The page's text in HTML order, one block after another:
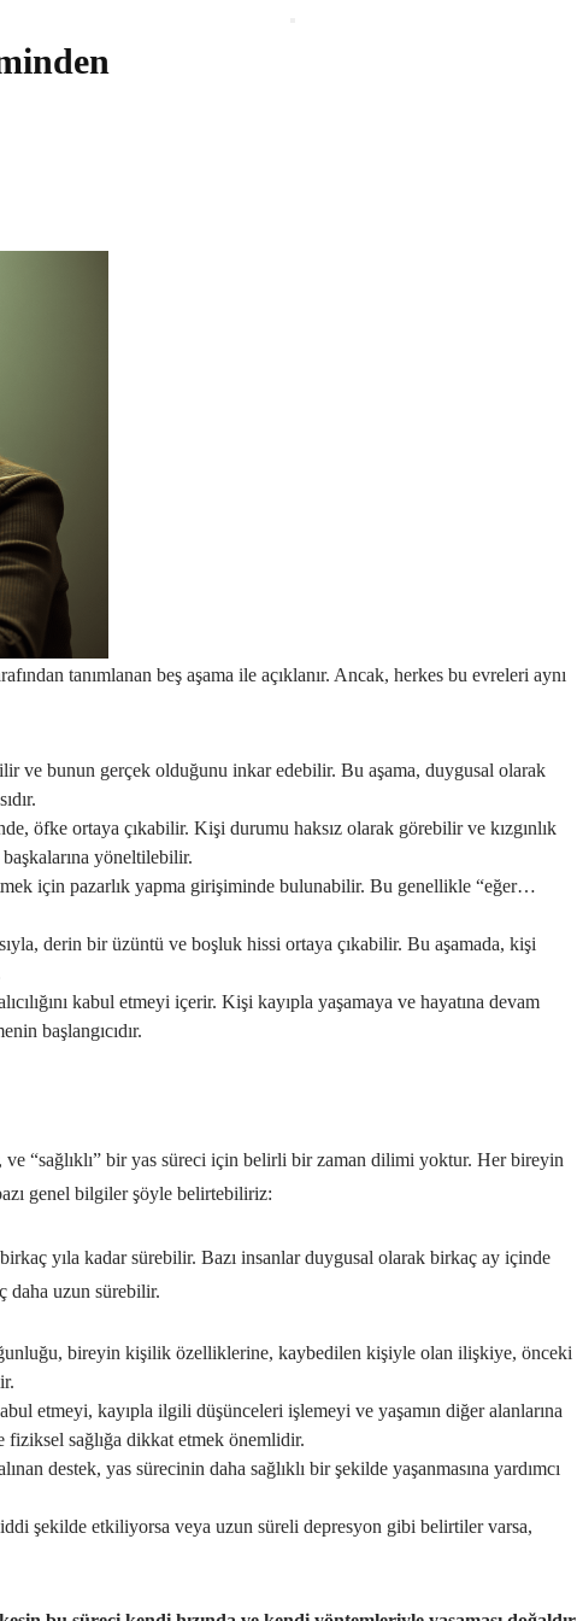
tanımlanan beş aşama ile açıklanır. Ancak, herkes bu evreleri aynı
ve bunun gerçek olduğunu inkar edebilir. Bu aşama, duygusal olarak
öfke ortaya çıkabilir. Kişi durumu haksız olarak görebilir ve kızgınlık
yöneltilebilir.
için pazarlık yapma girişiminde bulunabilir. Bu genellikle “eğer…
derin bir üzüntü ve boşluk hissi ortaya çıkabilir. Bu aşamada, kişi
kabul etmeyi içerir. Kişi kayıpla yaşamaya ve hayatına devam
başlangıcıdır.
“sağlıklı” bir yas süreci için belirli bir zaman dilimi yoktur. Her bireyin
genel bilgiler şöyle belirtebiliriz:
yıla kadar sürebilir. Bazı insanlar duygusal olarak birkaç ay içinde
daha uzun sürebilir.
bireyin kişilik özelliklerine, kaybedilen kişiyle olan ilişkiye, önceki
etmeyi, kayıpla ilgili düşünceleri işlemeyi ve yaşamın diğer alanlarına
fiziksel sağlığa dikkat etmek önemlidir.
destek, yas sürecinin daha sağlıklı bir şekilde yaşanmasına yardımcı
şekilde etkiliyorsa veya uzun süreli depresyon gibi belirtiler varsa,